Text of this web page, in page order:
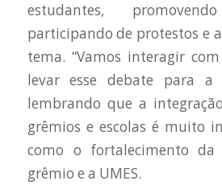
estudantes,
participando de protestos e
tema. “Vamos interagir
levar esse debate para a
lembrando que a
grêmios e escolas é muito
como o fortalecimento
grêmio e a UMES.